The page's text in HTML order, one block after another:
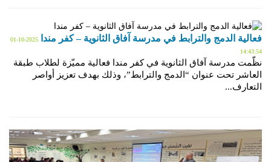
فعالية الدمج والترابط في مدرسة آفاق الثانوية – كفر مندا
2025-10-01
14:43:54
نظّمت مدرسة آفاق الثانوية في كفر مندا فعالية مميّزة لطلاب طبقة
العاشر تحت عنوان “الدمج والترابط”، وذلك بهدف تعزيز أواصر
التعارف...